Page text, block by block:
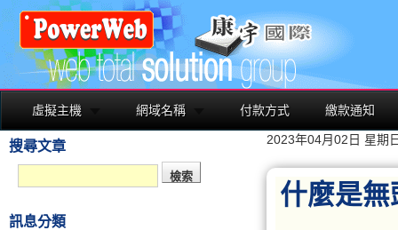
虛擬主機 網域名稱 付款方式 繳款通知
搜尋文章
訊息分類
2023年04月02日 星期
什麼是